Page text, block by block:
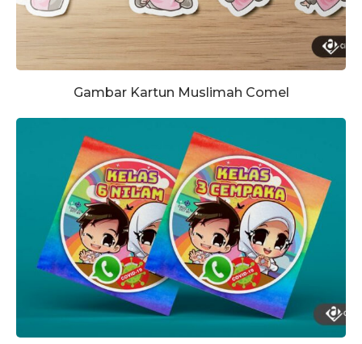
Gambar Kartun Muslimah Comel